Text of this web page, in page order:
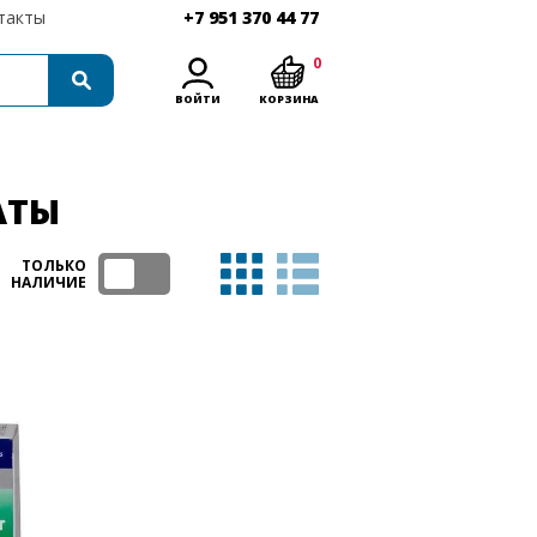
+7 951 370 44 77
ВОЙТИ КОРЗИНА
0
ТОЛЬКО
НАЛИЧИЕ